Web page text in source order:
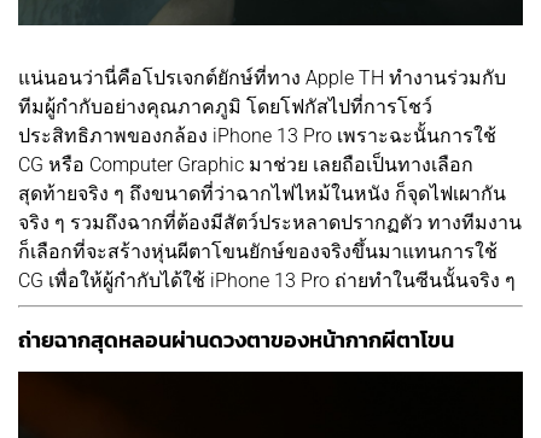
แน่นอนว่านี่คือโปรเจกต์ยักษ์ที่ทาง Apple TH ทำงานร่วมกับ
ทีมผู้กำกับอย่างคุณภาคภูมิ โดยโฟกัสไปที่การโชว์
ประสิทธิภาพของกล้อง iPhone 13 Pro เพราะฉะนั้นการใช้
CG หรือ Computer Graphic มาช่วย เลยถือเป็นทางเลือก
สุดท้ายจริง ๆ ถึงขนาดที่ว่าฉากไฟไหม้ในหนัง ก็จุดไฟเผากัน
จริง ๆ รวมถึงฉากที่ต้องมีสัตว์ประหลาดปรากฏตัว ทางทีมงาน
ก็เลือกที่จะสร้างหุ่นผีตาโขนยักษ์ของจริงขึ้นมาแทนการใช้
CG เพื่อให้ผู้กำกับได้ใช้ iPhone 13 Pro ถ่ายทำในซีนนั้นจริง ๆ
ถ่ายฉากสุดหลอนผ่านดวงตาของหน้ากากผีตาโขน